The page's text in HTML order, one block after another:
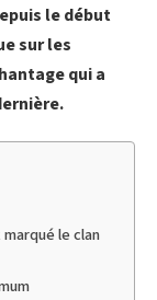
le début
sur les
qui a
le clan